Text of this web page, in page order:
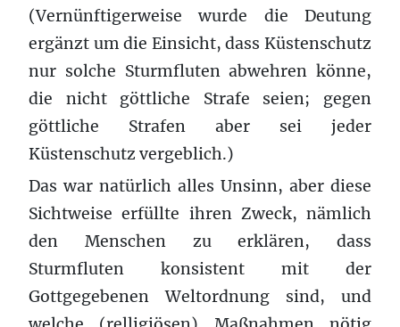
(Vernünftigerweise wurde die Deutung
ergänzt um die Einsicht, dass Küstenschutz
nur solche Sturmfluten abwehren könne,
die nicht göttliche Strafe seien; gegen
göttliche Strafen aber sei jeder
Küstenschutz vergeblich.)
Das war natürlich alles Unsinn, aber diese
Sichtweise erfüllte ihren Zweck, nämlich
den Menschen zu erklären, dass
Sturmfluten konsistent mit der
Gottgegebenen Weltordnung sind, und